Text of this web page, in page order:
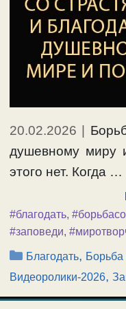
20.02.2026 |
душевному миру
этого нет. Когда …
#благодать,
#заповеди,
Рубрики
Благодать, Борьба
Видеоролики-2026,